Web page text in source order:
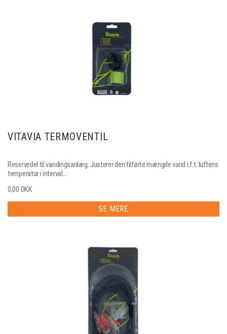
VITAVIA TERMOVENTIL
Reservedel til vandingsanlæg. Justerer den tilførte mængde vand i.f.t. luftens
temperatur i interval...
0,00 DKK
SE MERE